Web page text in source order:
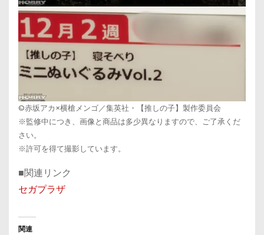
©赤坂アカ×横槍メンゴ／集英社・【推しの子】製作委員会
※監修中につき、画像と商品は多少異なりますので、ご了承くだ
さい。
※許可を得て撮影しています。
■関連リンク
セガプラザ
関連